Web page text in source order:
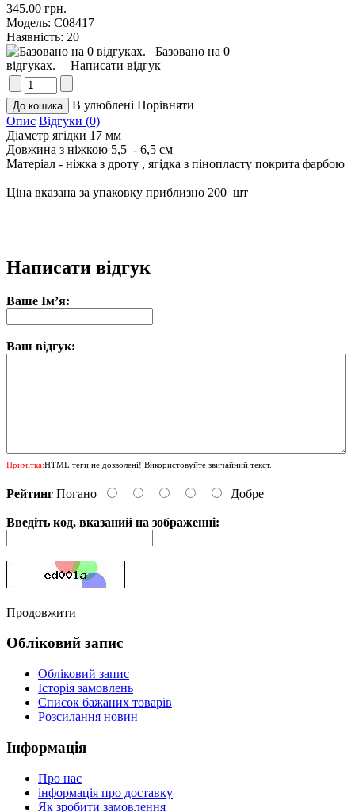
345.00 грн.
Модель: С08417
Наявність: 20
Базовано на 0
відгуках. | Написати відгук
В улюблені Порівняти
Опис Відгуки (0)
Діаметр ягідки 17 мм
Довжина з ніжкою 5,5 - 6,5 см
Матеріал - ніжка з дроту , ягідка з пінопласту покрита фарбою
Ціна вказана за упаковку приблизно 200 шт
Написати відгук
Ваше Ім’я:
Ваш відгук:
Примітка:HTML теги не дозволені! Використовуйте звичайний текст.
Рейтинг Погано Добре
Введіть код, вказаний на зображенні:
Продовжити
Обліковий запис
Обліковий запис
Історія замовлень
Список бажаних товарів
Розсилання новин
Інформація
Про нас
інформація про доставку
Як зробити замовлення